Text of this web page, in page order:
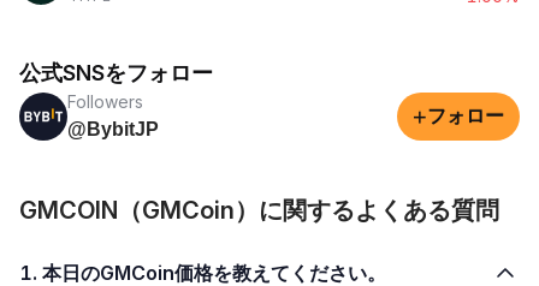
公式SNSをフォロー
Followers
@BybitJP
+フォロー
GMCOIN（GMCoin）に関するよくある質問
1. 本日のGMCoin価格を教えてください。